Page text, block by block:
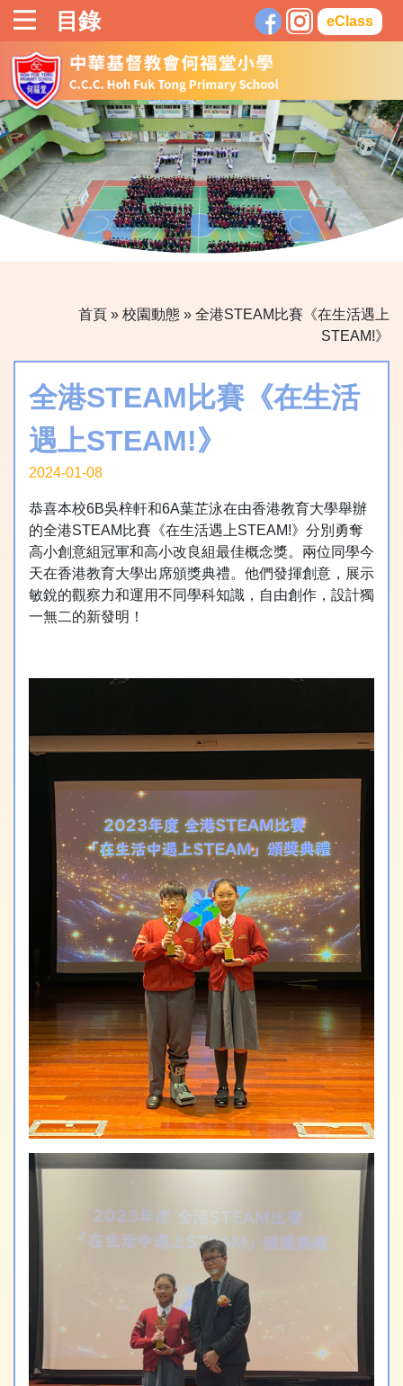
目錄 eClass
首頁 » 校園動態 » 全港STEAM比賽《在生活遇上
STEAM!》
全港STEAM比賽《在生活
遇上STEAM!》
2024-01-08
恭喜本校6B吳梓軒和6A葉芷泳在由香港教育大學舉辦
的全港STEAM比賽《在生活遇上STEAM!》分別勇奪
高小創意組冠軍和高小改良組最佳概念獎。兩位同學今
天在香港教育大學出席頒獎典禮。他們發揮創意，展示
敏銳的觀察力和運用不同學科知識，自由創作，設計獨
一無二的新發明！